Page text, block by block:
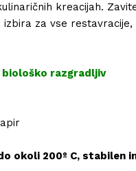
kreacijah.
za vse restavracije,
biološko razgradljiv
okoli 200º C, stabilen